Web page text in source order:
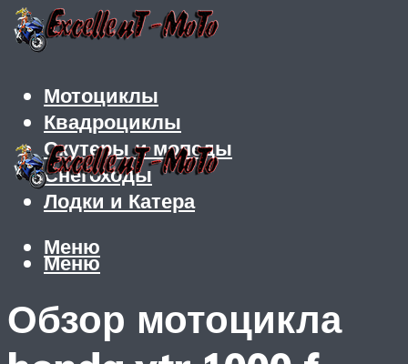
Мотоциклы
Квадроциклы
Скутеры и мопеды
Снегоходы
Лодки и Катера
Меню
Меню
Обзор мотоцикла